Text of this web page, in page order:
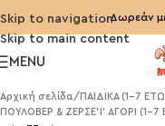
Skip to navigation
Skip to main content
Δωρεάν
MENU
Αρχική σελίδα/ ΠΑΙΔΙΚΑ (1-7
ΠΟΥΛΟΒΕΡ & ΖΕΡΣΕ'Ι' ΑΓΟΡΙ (1-7